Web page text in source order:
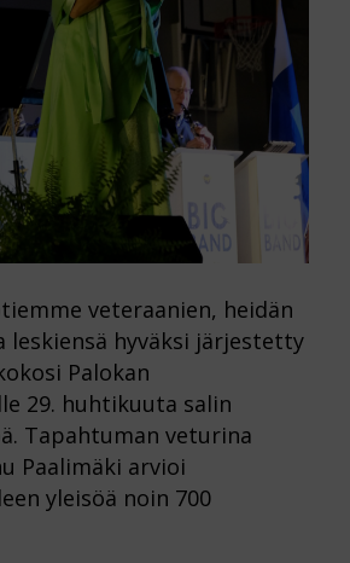
veteraanien, heidän
leskiensä hyväksi järjestetty
Palokan
29. huhtikuuta salin
Tapahtuman veturina
Paalimäki arvioi
yleisöä noin 700